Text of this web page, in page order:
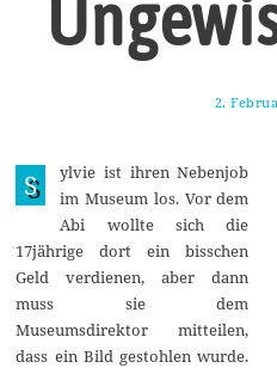
2.
S
ylvie ist ihren Nebenjob
im Museum los. Vor dem
Abi wollte sich die
17jährige dort ein bisschen
Geld verdienen, aber dann
muss sie dem
Museumsdirektor mitteilen,
dass ein Bild gestohlen wurde.